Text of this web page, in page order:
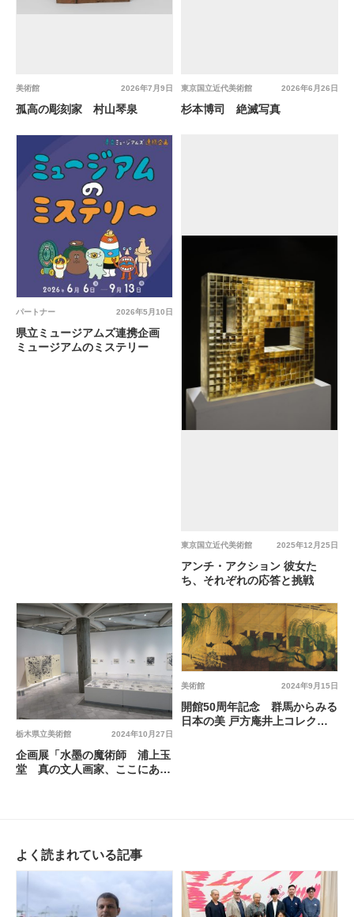
2026年7月9日
美術館
孤高の彫刻家 村山琴泉
2026年6月26日
東京国立近代美術館
杉本博司 絶滅写真
2026年5月10日
パートナー
県立ミュージアムズ連携企画
ミュージアムのミステリー
2025年12月25日
東京国立近代美術館
アンチ・アクション 彼女た
ち、それぞれの応答と挑戦
2024年10月27日
栃木県立美術館
企画展「水墨の魔術師 浦上玉
堂 真の文人画家、ここにあ
2024年9月15日
美術館
開館50周年記念 群馬からみる
日本の美 戸方庵井上コレクシ
よく読まれている記事